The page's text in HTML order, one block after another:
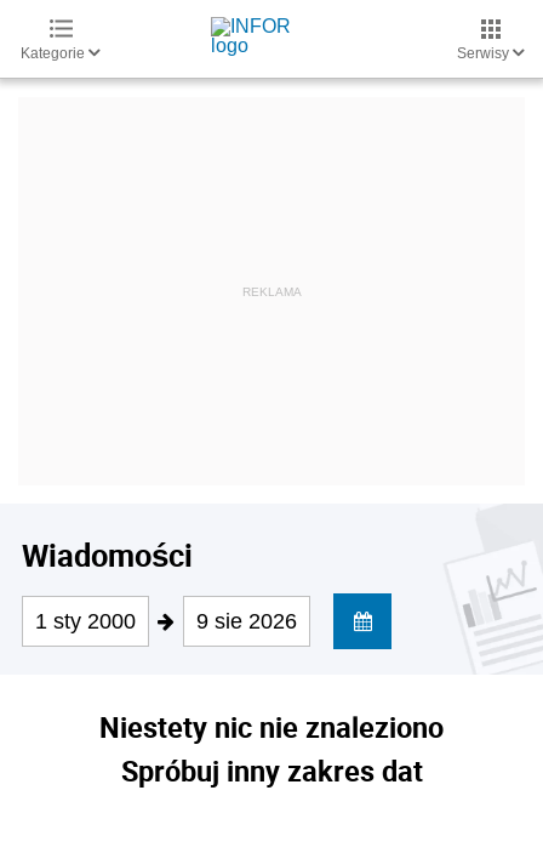
Kategorie Serwisy
Wiadomości
1 sty 2000 9 sie 2026
Niestety nic nie znaleziono
Spróbuj inny zakres dat